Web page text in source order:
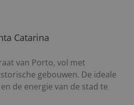
Catarina
van Porto, vol met
gebouwen. De ideale
de energie van de stad te